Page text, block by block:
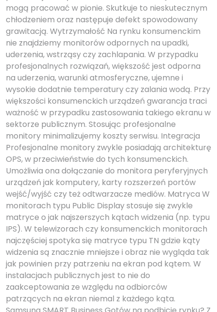
mogą pracować w pionie. Skutkuje to nieskutecznym
chłodzeniem oraz następuje defekt spowodowany
grawitacją. Wytrzymałość Na rynku konsumenckim
nie znajdziemy monitorów odpornych na upadki,
uderzenia, wstrząsy czy zachlapania. W przypadku
profesjonalnych rozwiązań, większość jest odporna
na uderzenia, warunki atmosferyczne, ujemne i
wysokie dodatnie temperatury czy zalania wodą. Przy
większości konsumenckich urządzeń gwarancja traci
ważność w przypadku zastosowania takiego ekranu w
sektorze publicznym. Stosując profesjonalne
monitory minimalizujemy koszty serwisu. Integracja
Profesjonalne monitory zwykle posiadają architekturę
OPS, w przeciwieństwie do tych konsumenckich.
Umożliwia ona dołączanie do monitora peryferyjnych
urządzeń jak komputery, karty rozszerzeń portów
wejść/wyjść czy też odtwarzacze mediów. Matryca W
monitorach typu Public Display stosuje się zwykle
matryce o jak najszerszych kątach widzenia (np. typu
IPS). W telewizorach czy konsumenckich monitorach
najczęściej spotyka się matryce typu TN gdzie kąty
widzenia są znacznie mniejsze i obraz nie wygląda tak
jak powinien przy patrzeniu na ekran pod kątem. W
instalacjach publicznych jest to nie do
zaakceptowania ze względu na odbiorców
patrzących na ekran niemal z każdego kąta.